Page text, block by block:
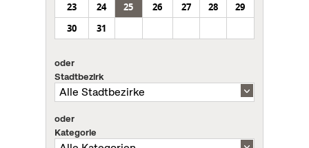
23
24 25 26 27 28
29
30
31
oder
Stadtbezirk
oder
Kategorie